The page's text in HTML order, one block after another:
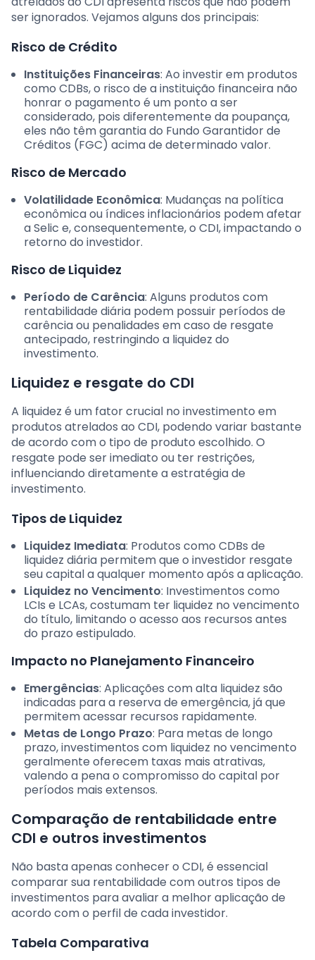
ser ignorados. Vejamos alguns dos principais:
Risco de Crédito
Instituições Financeiras: Ao investir em produtos
como CDBs, o risco de a instituição financeira não
honrar o pagamento é um ponto a ser
considerado, pois diferentemente da poupança,
eles não têm garantia do Fundo Garantidor de
Créditos (FGC) acima de determinado valor.
Risco de Mercado
Volatilidade Econômica: Mudanças na política
econômica ou índices inflacionários podem afetar
a Selic e, consequentemente, o CDI, impactando o
retorno do investidor.
Risco de Liquidez
Período de Carência: Alguns produtos com
rentabilidade diária podem possuir períodos de
carência ou penalidades em caso de resgate
antecipado, restringindo a liquidez do
investimento.
Liquidez e resgate do CDI
A liquidez é um fator crucial no investimento em
produtos atrelados ao CDI, podendo variar bastante
de acordo com o tipo de produto escolhido. O
resgate pode ser imediato ou ter restrições,
influenciando diretamente a estratégia de
investimento.
Tipos de Liquidez
Liquidez Imediata: Produtos como CDBs de
liquidez diária permitem que o investidor resgate
seu capital a qualquer momento após a aplicação.
Liquidez no Vencimento: Investimentos como
LCIs e LCAs, costumam ter liquidez no vencimento
do título, limitando o acesso aos recursos antes
do prazo estipulado.
Impacto no Planejamento Financeiro
Emergências: Aplicações com alta liquidez são
indicadas para a reserva de emergência, já que
permitem acessar recursos rapidamente.
Metas de Longo Prazo: Para metas de longo
prazo, investimentos com liquidez no vencimento
geralmente oferecem taxas mais atrativas,
valendo a pena o compromisso do capital por
períodos mais extensos.
Comparação de rentabilidade entre
CDI e outros investimentos
Não basta apenas conhecer o CDI, é essencial
comparar sua rentabilidade com outros tipos de
investimentos para avaliar a melhor aplicação de
acordo com o perfil de cada investidor.
Tabela Comparativa